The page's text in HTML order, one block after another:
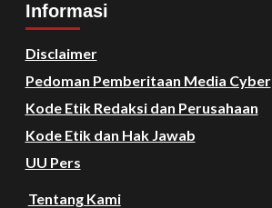
Informasi
Disclaimer
Pedoman Pemberitaan Media Cyber
Kode Etik Redaksi dan Perusahaan
Kode Etik dan Hak Jawab
UU Pers
Tentang Kami